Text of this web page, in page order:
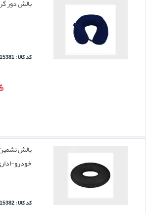
بالش دور
کد کالا : 15381
بالش
خودرو-
کد کالا : 15382